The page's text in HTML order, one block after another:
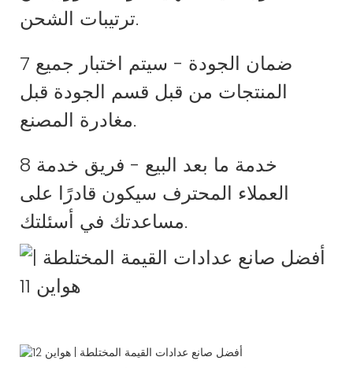
ترتيبات الشحن.
7 ضمان الجودة - سيتم اختبار جميع
المنتجات من قبل قسم الجودة قبل
مغادرة المصنع.
8 خدمة ما بعد البيع - فريق خدمة
العملاء المحترف سيكون قادرًا على
مساعدتك في أسئلتك.